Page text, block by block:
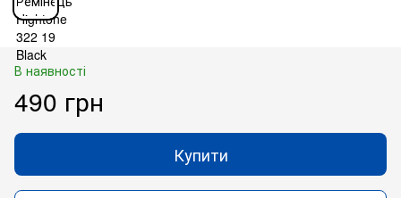
В наявності
490 грн
Купити